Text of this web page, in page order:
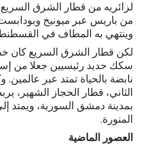
لزائريه من قطار الشرق
من باريس عبر ميونيخ وبودابست
وينتهي به المطاف في
لكن قطار الشرق السريع
سكك حديد رئيسيين جعلا من
نابضة بالحياة تمتد عبر عالمين.
الثاني، قطار الحجاز الشهير،
بمدينة دمشق السورية، ويمتد
المنورة.
العصور الماضية